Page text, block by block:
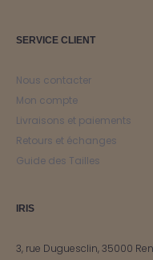
SERVICE CLIENT
Nous contacter
Mon compte
Livraisons et paiements
Retours et échanges
Guide des Tailles
IRIS
3, rue Duguesclin, 35000